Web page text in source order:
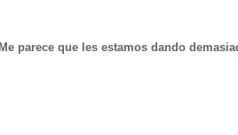
parece que les estamos dando